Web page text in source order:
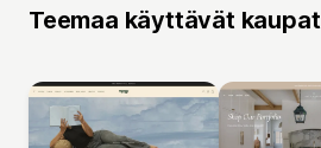
Teemaa käyttävät kaupat